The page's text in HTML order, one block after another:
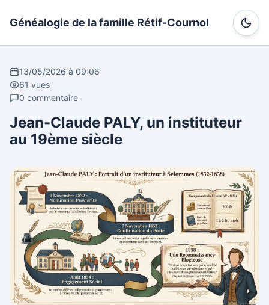
Généalogie de la famille Rétif-Cournol
13/05/2026 à 09:06
61 vues
0 commentaire
Jean-Claude PALY, un instituteur
au 19ème siècle